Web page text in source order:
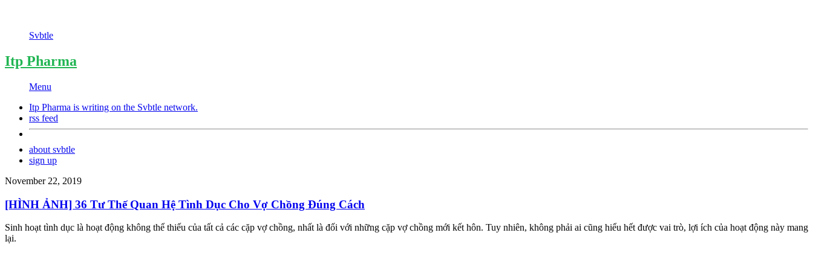
Svbtle
Itp Pharma
Menu
Itp Pharma is writing on the Svbtle network.
rss feed
about svbtle
sign up
November 22, 2019
[HÌNH ẢNH] 36 Tư Thế Quan Hệ Tình Dục Cho Vợ Chồng Đúng Cách
Sinh hoạt tình dục là hoạt động không thể thiếu của tất cả các cặp vợ chồng, nhất là đối với những cặp vợ chồng mới kết hôn. Tuy nhiên, không phải ai cũng hiểu hết được vai trò, lợi ích của hoạt động này mang
lại.